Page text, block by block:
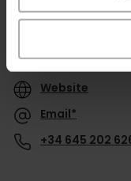
Website
Email*
+34 645 202